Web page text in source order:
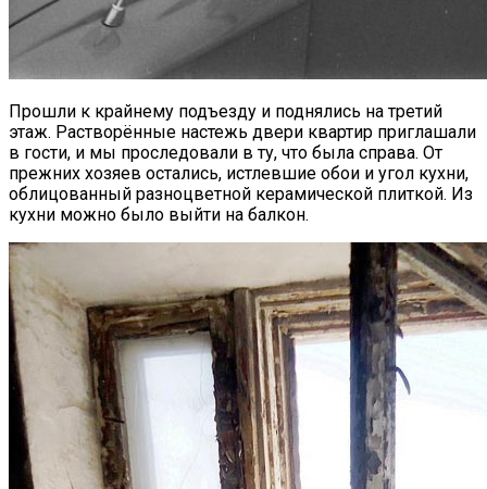
Прошли к крайнему подъезду и поднялись на третий
этаж. Растворённые настежь двери квартир приглашали
в гости, и мы проследовали в ту, что была справа. От
прежних хозяев остались, истлевшие обои и угол кухни,
облицованный разноцветной керамической плиткой. Из
кухни можно было выйти на балкон.